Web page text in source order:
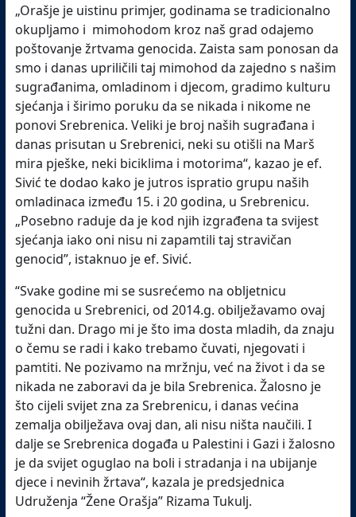
„Orašje je uistinu primjer, godinama se tradicionalno
okupljamo i mimohodom kroz naš grad odajemo
poštovanje žrtvama genocida. Zaista sam ponosan da
smo i danas upriličili taj mimohod da zajedno s našim
sugrađanima, omladinom i djecom, gradimo kulturu
sjećanja i širimo poruku da se nikada i nikome ne
ponovi Srebrenica. Veliki je broj naših sugrađana i
danas prisutan u Srebrenici, neki su otišli na Marš
mira pješke, neki biciklima i motorima“, kazao je ef.
Sivić te dodao kako je jutros ispratio grupu naših
omladinaca između 15. i 20 godina, u Srebrenicu.
„Posebno raduje da je kod njih izgrađena ta svijest
sjećanja iako oni nisu ni zapamtili taj stravičan
genocid”, istaknuo je ef. Sivić.
“Svake godine mi se susrećemo na obljetnicu
genocida u Srebrenici, od 2014.g. obilježavamo ovaj
tužni dan. Drago mi je što ima dosta mladih, da znaju
o čemu se radi i kako trebamo čuvati, njegovati i
pamtiti. Ne pozivamo na mržnju, već na život i da se
nikada ne zaboravi da je bila Srebrenica. Žalosno je
što cijeli svijet zna za Srebrenicu, i danas većina
zemalja obilježava ovaj dan, ali nisu ništa naučili. I
dalje se Srebrenica događa u Palestini i Gazi i žalosno
je da svijet oguglao na boli i stradanja i na ubijanje
djece i nevinih žrtava“, kazala je predsjednica
Udruženja “Žene Orašja” Rizama Tukulj.